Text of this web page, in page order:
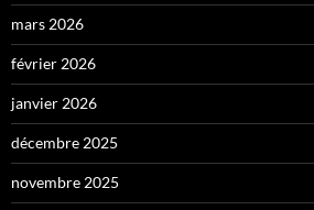
mars 2026
février 2026
janvier 2026
décembre 2025
novembre 2025